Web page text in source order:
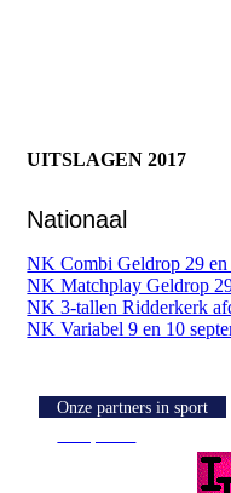
UITSLAGEN 2017
Nationaal
NK Combi Geldrop 29 en
NK Matchplay Geldrop
NK 3-tallen Ridderkerk
NK Variabel 9 en 10
Onze partners in sport